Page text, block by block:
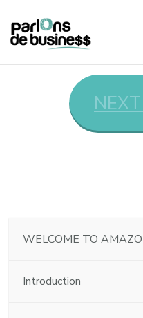
Parlons
WELCOME TO
Introduction